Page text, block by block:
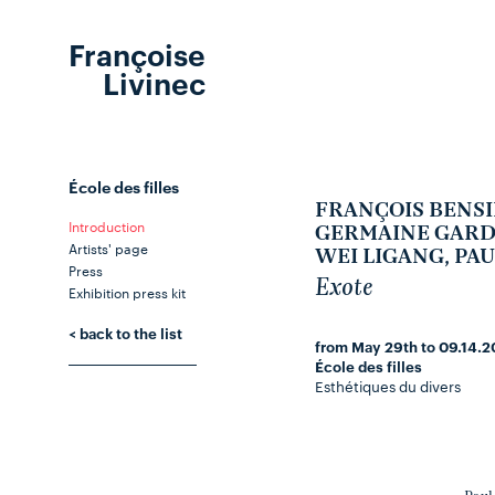
Françoise
Livinec
École des filles
Introduction
Artists' page
Press
Exhibition press kit
< back to the list
FRANÇOIS
GERMAINE
WEI LIGANG,
Exote
from May 29th to
École des filles
Esthétiques du divers